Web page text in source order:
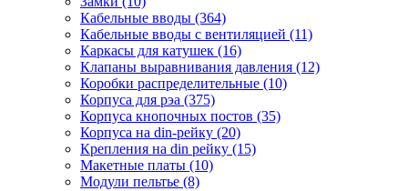
Кабельные вводы (364)
Кабельные вводы с вентиляцией (11)
Каркасы для катушек (16)
Клапаны выравнивания давления (12)
Коробки распределительные (10)
Корпуса для рэа (375)
Корпуса кнопочных постов (35)
Корпуса на din-рейку (20)
Крепления на din рейку (15)
Макетные платы (10)
Модули пельтье (8)